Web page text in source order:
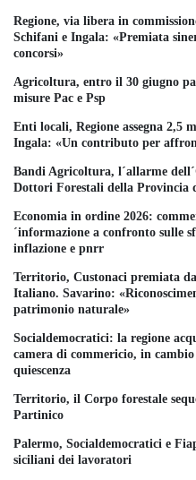
Regione, via libera in
Schifani e Ingala: «Premiata
concorsi»
Agricoltura, entro il 30 giugno
misure Pac e Psp
Enti locali, Regione assegna 2,5
Ingala: «Un contributo per
Bandi Agricoltura, l´allarme
Dottori Forestali della Provincia
Economia in ordine 2026:
´informazione a confronto sulle
inflazione e pnrr
Territorio, Custonaci premiata
Italiano. Savarino:
patrimonio naturale»
Socialdemocratici: la regione
camera di commericio, in
quiescenza
Territorio, il Corpo forestale
Partinico
Palermo, Socialdemocratici e
siciliani dei lavoratori